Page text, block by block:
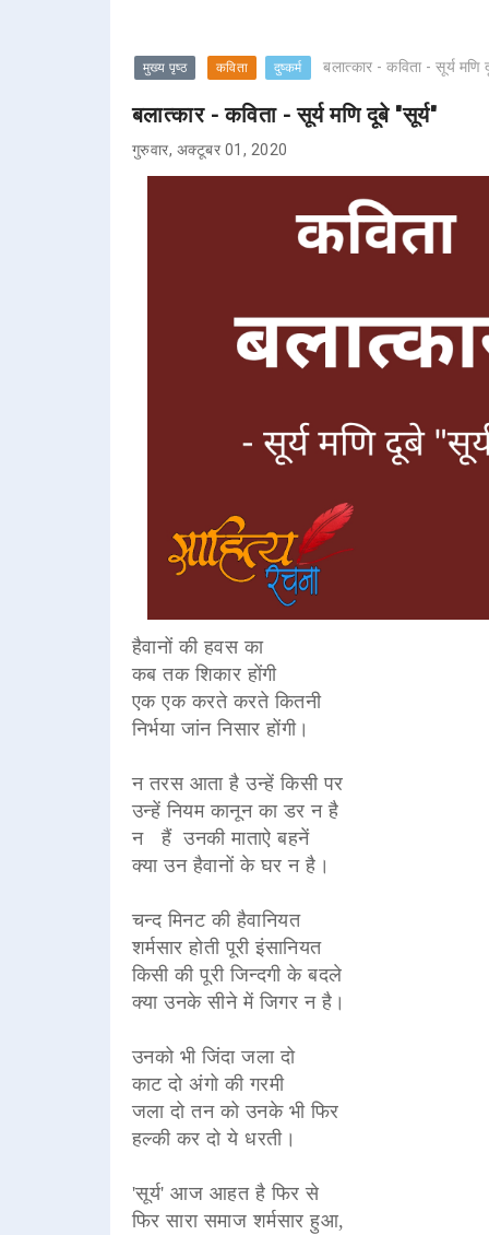
मुख्य पृष्ठ कविता दुष्कर्म बलात्कार - कविता - सूर्य मणि
बलात्कार - कविता - सूर्य मणि दूबे "सूर्य"
गुरुवार, अक्टूबर 01, 2020
हैवानों की हवस का
कब तक शिकार होंगी
एक एक करते करते कितनी
निर्भया जांन निसार होंगी।
न तरस आता है उन्हें किसी पर
उन्हें नियम कानून का डर न है
न हैं उनकी माताऐ बहनें
क्या उन हैवानों के घर न है।
चन्द मिनट की हैवानियत
शर्मसार होती पूरी इंसानियत
किसी की पूरी जिन्दगी के बदले
क्या उनके सीने में जिगर न है।
उनको भी जिंदा जला दो
काट दो अंगो की गरमी
जला दो तन को उनके भी फिर
हल्की कर दो ये धरती।
'सूर्य' आज आहत है फिर से
फिर सारा समाज शर्मसार हुआ,